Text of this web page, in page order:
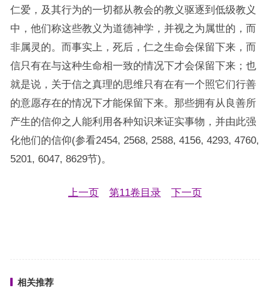
仁爱，及其行为的一切都从教会的教义驱逐到低级教义
中，他们称这些教义为道德神学，并视之为属世的，而
非属灵的。而事实上，死后，仁之生命会保留下来，而
信只有在与这种生命相一致的情况下才会保留下来；也
就是说，关于信之真理的思维只有在有一个照它们行善
的意愿存在的情况下才能保留下来。那些拥有从良善所
产生的信仰之人能利用各种知识来证实事物，并由此强
化他们的信仰(参看2454, 2568, 2588, 4156, 4293, 4760,
5201, 6047, 8629节)。
上一页 第11卷目录 下一页
相关推荐